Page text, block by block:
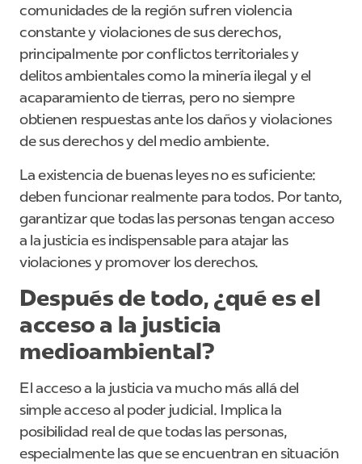
comunidades de la región sufren violencia
constante y violaciones de sus derechos,
principalmente por conflictos territoriales y
delitos ambientales como la minería ilegal y el
acaparamiento de tierras, pero no siempre
obtienen respuestas ante los daños y violaciones
de sus derechos y del medio ambiente.
La existencia de buenas leyes no es suficiente:
deben funcionar realmente para todos. Por tanto,
garantizar que todas las personas tengan acceso
a la justicia es indispensable para atajar las
violaciones y promover los derechos.
Después de todo, ¿qué es el
acceso a la justicia
medioambiental?
El acceso a la justicia va mucho más allá del
simple acceso al poder judicial. Implica la
posibilidad real de que todas las personas,
especialmente las que se encuentran en situación